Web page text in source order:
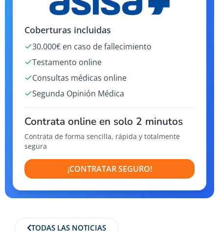
Coberturas incluidas
30.000€ en caso de fallecimiento
Testamento online
Consultas médicas online
Segunda Opinión Médica
Contrata online en solo 2 minutos
Contrata de forma sencilla, rápida y totalmente
segura
¡CONTRATAR SEGURO!
TODAS LAS NOTICIAS